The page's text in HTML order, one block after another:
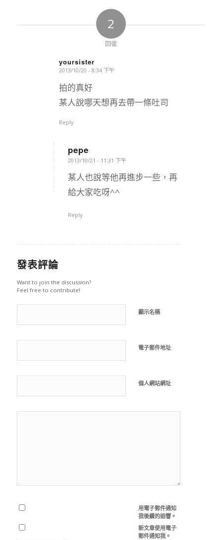
2
回復
yoursister
says:
2013/10/20 - 8:34 下午
拍的真好
某人說哪天想再去帶一條吐司
Reply
pepe
says:
2013/10/21 - 11:31 下午
某人也說等他再進步一些，再
給大家吃呀^^
Reply
發表評論
Want to join the discussion?
Feel free to contribute!
顯示名稱
電子郵件地址
個人網站網址
用電子郵件通知
我後續的迴響。
新文章使用電子
郵件通知我。